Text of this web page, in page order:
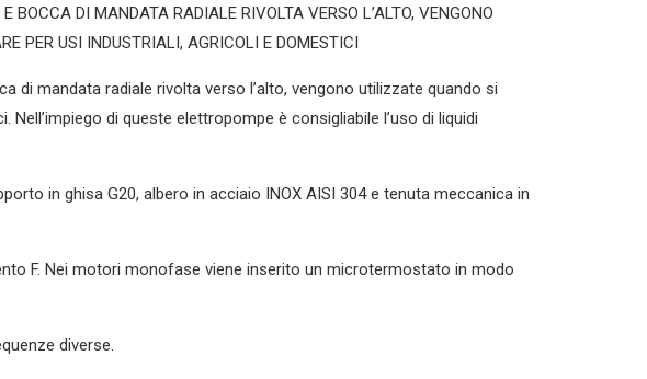
DI MANDATA RADIALE RIVOLTA VERSO L’ALTO, VENGONO
PER USI INDUSTRIALI, AGRICOLI E DOMESTICI
di mandata radiale rivolta verso l’alto, vengono utilizzate quando si
di queste elettropompe è consigliabile l’uso di liquidi
in ghisa G20, albero in acciaio INOX AISI 304 e tenuta meccanica in
F. Nei motori monofase viene inserito un microtermostato in modo
diverse.